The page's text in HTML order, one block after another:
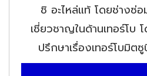
ชิ อะไหล่แท้ โดยช่างซ่
เชี่ยวชาญในด้านเทอร์โบ
ปรึกษาเรื่องเทอร์โบมิต